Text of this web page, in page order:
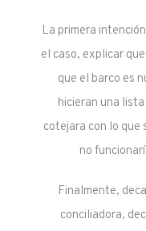
La primera
el caso, explicar
que el barco es
hicieran una
cotejara con lo que
no
Finalmente,
conciliadora,